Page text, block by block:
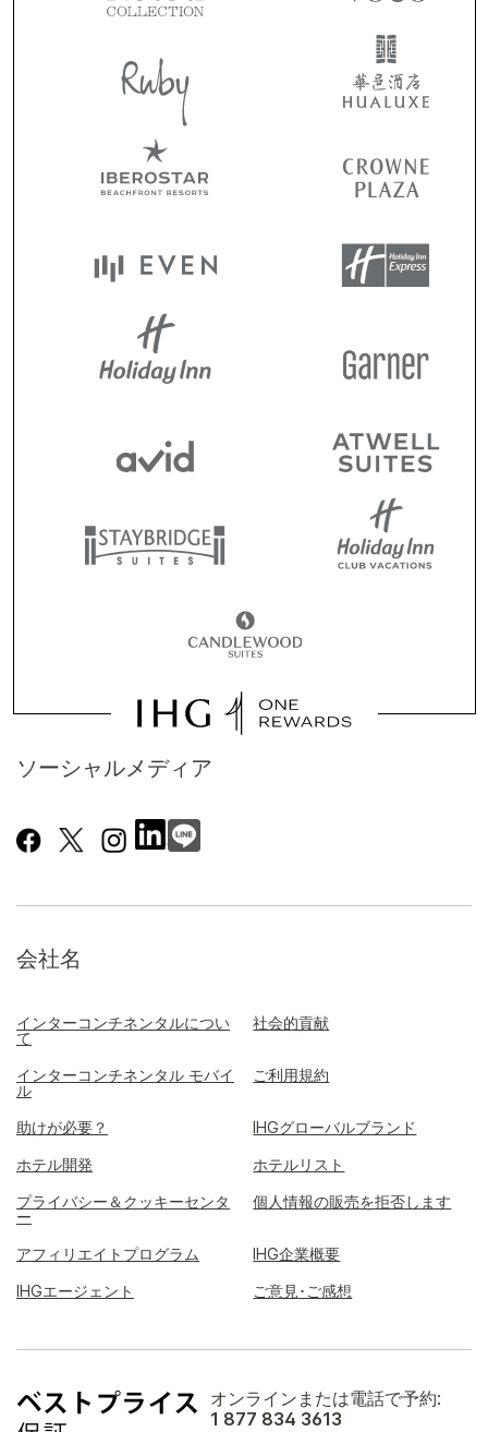
ソーシャルメディア
会社名
インターコンチネンタルについ
て
社会的貢献
インターコンチネンタル モバイ
ル
ご利用規約
助けが必要？
IHGグローバルブランド
ホテル開発
ホテルリスト
プライバシー＆クッキーセンタ
ー
個人情報の販売を拒否します
アフィリエイトプログラム
IHG企業概要
IHGエージェント
ご意見･ご感想
オンラインまたは電話で予約:
1 877 834 3613